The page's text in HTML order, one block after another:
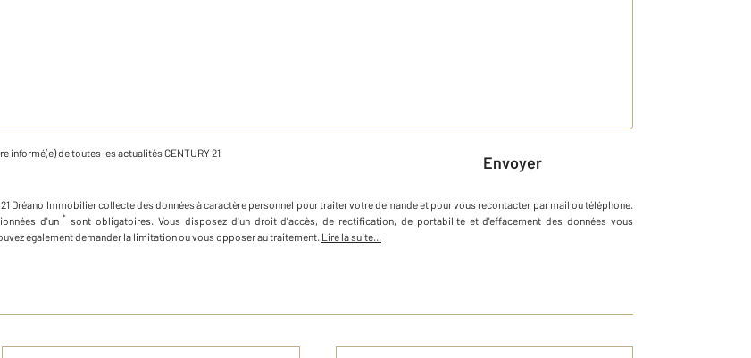
informé(e) de toutes les actualités CENTURY 21 Envoyer
21 Dréano Immobiliercollecte des données à caractère personnel pour traiter votre demande et pour vous recontacter par mail ou téléphone
d'un * sont obligatoires. Vous disposez d'un droit d'accès, de rectification, de portabilité et d'effacement des données vous
également demander la limitation ou vous opposer au traitement. Lire la suite...